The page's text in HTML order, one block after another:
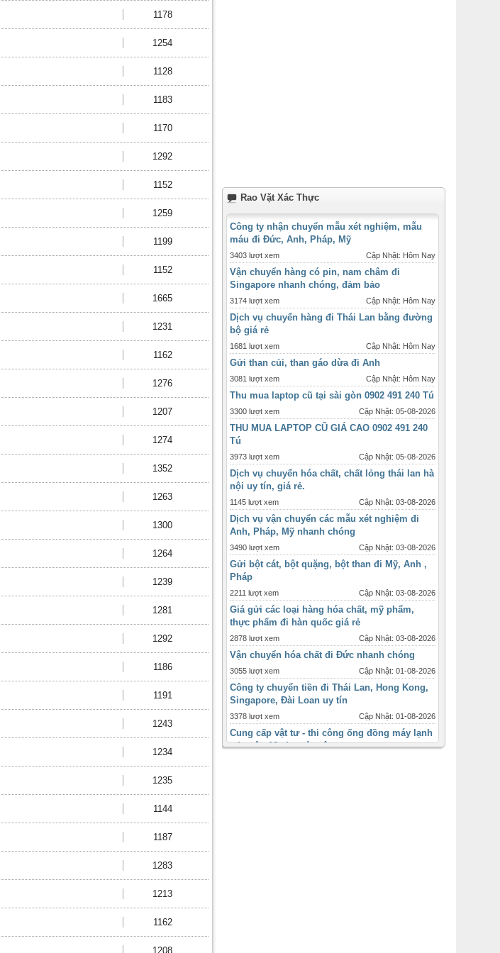
1178
1254
1128
1183
1170
1292
1152
1259
1199
1152
1665
1231
1162
1276
1207
1274
1352
1263
1300
1264
1239
1281
1292
1186
1191
1243
1234
1235
1144
1187
1283
1213
1162
1208
Rao Vặt Xác Thực
Công ty nhận chuyển mẫu xét nghiệm, mẫu
máu đi Đức, Anh, Pháp, Mỹ
3403 lượt xem Cập Nhật: Hôm Nay
Vận chuyển hàng có pin, nam châm đi
Singapore nhanh chóng, đảm bảo
3174 lượt xem Cập Nhật: Hôm Nay
Dịch vụ chuyển hàng đi Thái Lan bằng đường
bộ giá rẻ
1681 lượt xem Cập Nhật: Hôm Nay
Gửi than củi, than gáo dừa đi Anh
3081 lượt xem Cập Nhật: Hôm Nay
Thu mua laptop cũ tại sài gòn 0902 491 240 Tú
3300 lượt xem Cập Nhật: 05-08-2026
THU MUA LAPTOP CŨ GIÁ CAO 0902 491 240
Tú
3973 lượt xem Cập Nhật: 05-08-2026
Dịch vụ chuyển hóa chất, chất lỏng thái lan hà
nội uy tín, giá rẻ.
1145 lượt xem Cập Nhật: 03-08-2026
Dịch vụ vận chuyển các mẫu xét nghiệm đi
Anh, Pháp, Mỹ nhanh chóng
3490 lượt xem Cập Nhật: 03-08-2026
Gửi bột cát, bột quặng, bột than đi Mỹ, Anh ,
Pháp
2211 lượt xem Cập Nhật: 03-08-2026
Giá gửi các loại hàng hóa chất, mỹ phẩm,
thực phẩm đi hàn quốc giá rẻ
2878 lượt xem Cập Nhật: 03-08-2026
Vận chuyển hóa chất đi Đức nhanh chóng
3055 lượt xem Cập Nhật: 01-08-2026
Công ty chuyển tiền đi Thái Lan, Hong Kong,
Singapore, Đài Loan uy tín
3378 lượt xem Cập Nhật: 01-08-2026
Cung cấp vật tư - thi công ống đồng máy lạnh
tại quận 12 cho các công